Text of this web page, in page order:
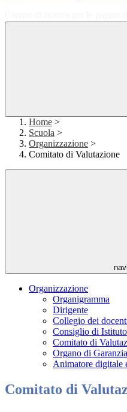
Home >
Scuola >
Organizzazione >
Comitato di Valutazione
Organizzazione
Organigramma
Dirigente
Collegio dei
Consiglio di Istituto
Comitato di
Organo di Garanzia
Animatore digitale
Comitato di